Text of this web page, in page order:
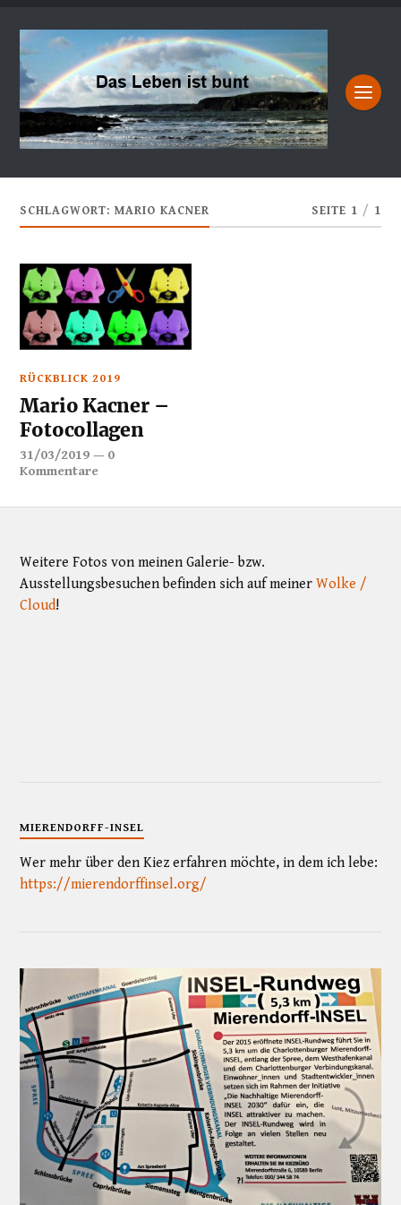
SCHLAGWORT:MARIO KACNER SEITE 1 / 1
RÜCKBLICK 2019
Mario Kacner –
Fotocollagen
31/03/2019 — 0
Kommentare
Weitere Fotos von meinen Galerie- bzw.
Ausstellungsbesuchen befinden sich auf meinerWolke /
Cloud!
MIERENDORFF-INSEL
Wer mehr über den Kiez erfahren möchte, in dem ich lebe:
https://mierendorffinsel.org/